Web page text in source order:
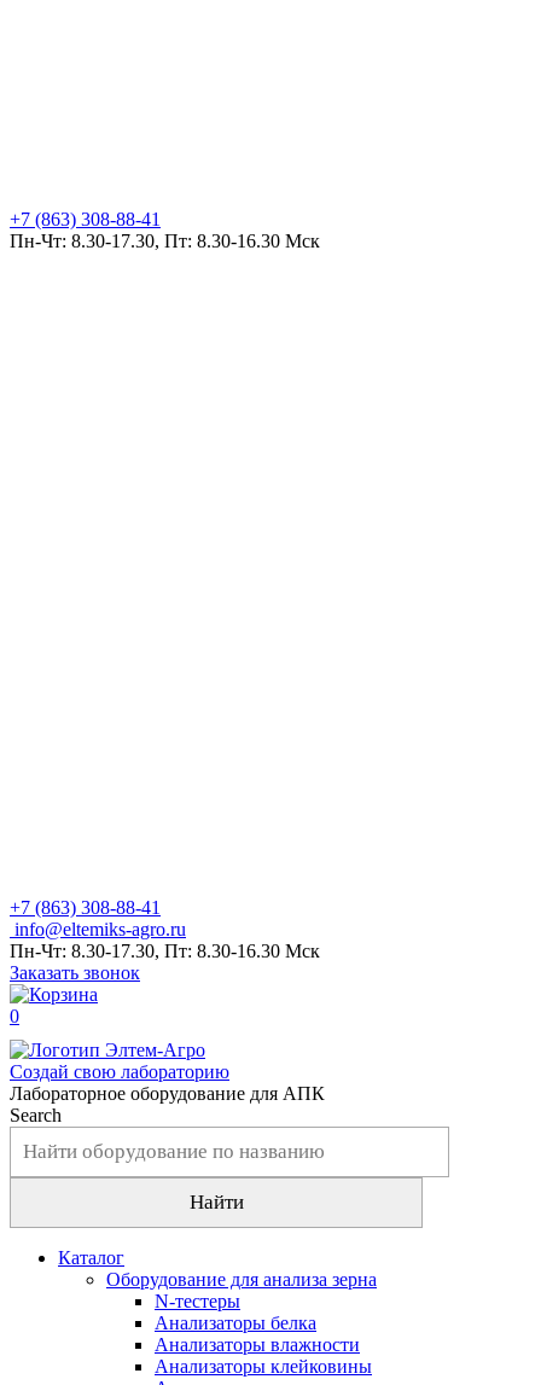
+7 (863) 308-88-41
Пн-Чт: 8.30-17.30, Пт: 8.30-16.30 Мск
+7 (863) 308-88-41
info@eltemiks-agro.ru
Пн-Чт: 8.30-17.30, Пт: 8.30-16.30 Мск
Заказать звонок
0
Создай свою лабораторию
Лабораторное оборудование для АПК
Search
Каталог
Оборудование для анализа зерна
N-тестеры
Анализаторы белка
Анализаторы влажности
Анализаторы клейковины